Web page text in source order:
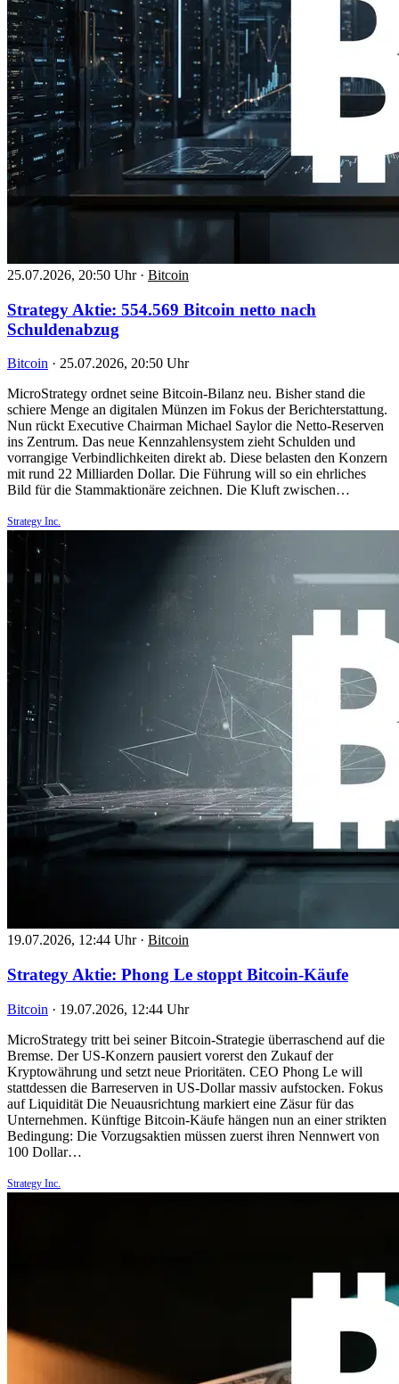
25.07.2026, 20:50 Uhr · Bitcoin
Strategy Aktie: 554.569 Bitcoin netto nach
Schuldenabzug
Bitcoin · 25.07.2026, 20:50 Uhr
MicroStrategy ordnet seine Bitcoin-Bilanz neu. Bisher stand die
schiere Menge an digitalen Münzen im Fokus der Berichterstattung.
Nun rückt Executive Chairman Michael Saylor die Netto-Reserven
ins Zentrum. Das neue Kennzahlensystem zieht Schulden und
vorrangige Verbindlichkeiten direkt ab. Diese belasten den Konzern
mit rund 22 Milliarden Dollar. Die Führung will so ein ehrliches
Bild für die Stammaktionäre zeichnen. Die Kluft zwischen…
Strategy Inc.
19.07.2026, 12:44 Uhr · Bitcoin
Strategy Aktie: Phong Le stoppt Bitcoin-Käufe
Bitcoin · 19.07.2026, 12:44 Uhr
MicroStrategy tritt bei seiner Bitcoin-Strategie überraschend auf die
Bremse. Der US-Konzern pausiert vorerst den Zukauf der
Kryptowährung und setzt neue Prioritäten. CEO Phong Le will
stattdessen die Barreserven in US-Dollar massiv aufstocken. Fokus
auf Liquidität Die Neuausrichtung markiert eine Zäsur für das
Unternehmen. Künftige Bitcoin-Käufe hängen nun an einer strikten
Bedingung: Die Vorzugsaktien müssen zuerst ihren Nennwert von
100 Dollar…
Strategy Inc.